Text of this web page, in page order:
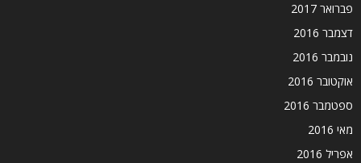
פברואר 2017
דצמבר 2016
נובמבר 2016
אוקטובר 2016
ספטמבר 2016
מאי 2016
אפריל 2016